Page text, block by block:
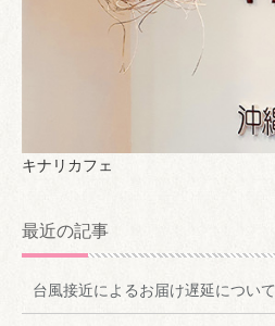
キナリカフェ
最近の記事
台風接近によるお届け遅延について